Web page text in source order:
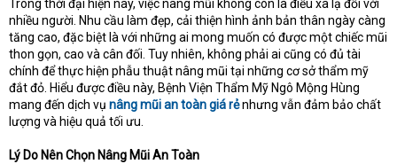
t
e
r
Trong thời đại hiện nay, việc nâng mũi không còn là điều xa lạ đối với
nhiều người. Nhu cầu làm đẹp, cải thiện hình ảnh bản thân ngày càng
tăng cao, đặc biệt là với những ai mong muốn có được một chiếc mũi
thon gọn, cao và cân đối. Tuy nhiên, không phải ai cũng có đủ tài
chính để thực hiện phẫu thuật nâng mũi tại những cơ sở thẩm mỹ
đắt đỏ. Hiểu được điều này, Bệnh Viện Thẩm Mỹ Ngô Mộng Hùng
mang đến dịch vụ nâng mũi an toàn giá rẻnhưng vẫn đảm bảo chất
lượng và hiệu quả tối ưu.
Lý Do Nên Chọn Nâng Mũi An Toàn